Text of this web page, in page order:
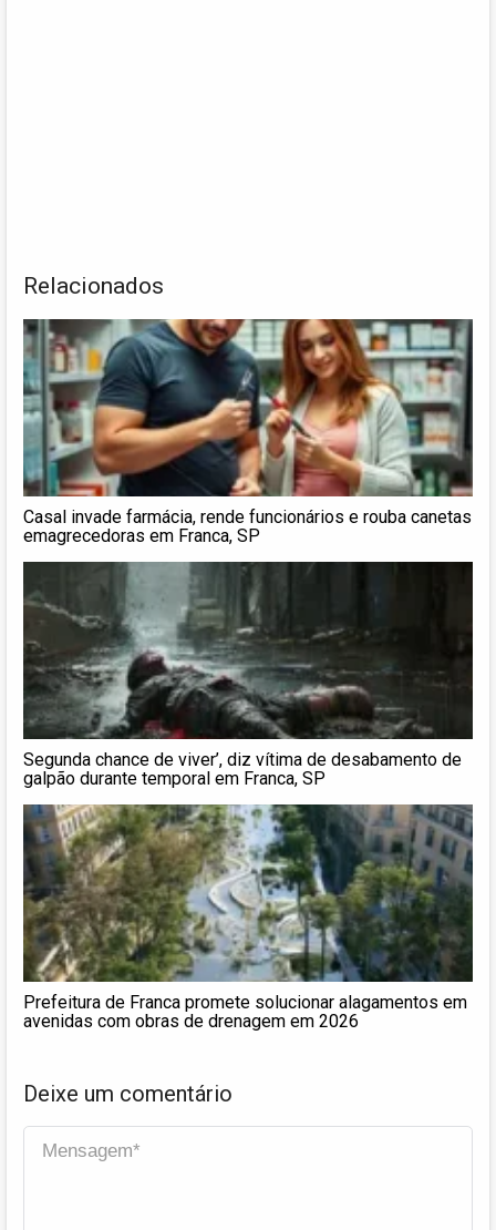
Relacionados
Casal invade farmácia, rende funcionários e rouba canetas
emagrecedoras em Franca, SP
Segunda chance de viver’, diz vítima de desabamento de
galpão durante temporal em Franca, SP
Prefeitura de Franca promete solucionar alagamentos em
avenidas com obras de drenagem em 2026
Deixe um comentário